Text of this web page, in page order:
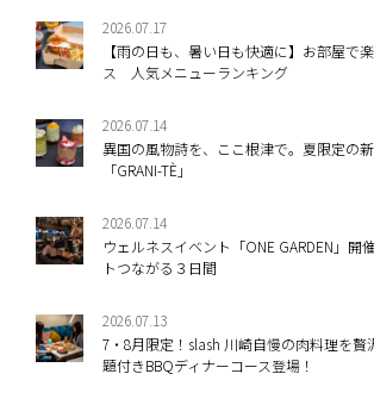
2026.07.17
【雨の日も、暑い日も快適に】お部屋で
ス 人気メニューランキング
2026.07.14
異国の風物詩を、ここ根津で。夏限定の
「GRANI-TÈ」
2026.07.14
ウェルネスイベント「ONE GARDEN」開
トつながる３日間
2026.07.13
7・8月限定！slash 川崎自慢の肉料理を贅
題付きBBQディナーコース登場！